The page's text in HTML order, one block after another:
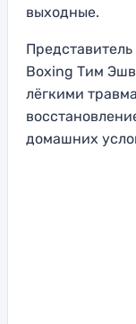
выходные.
Boxing Тим
лёгкими
домашних